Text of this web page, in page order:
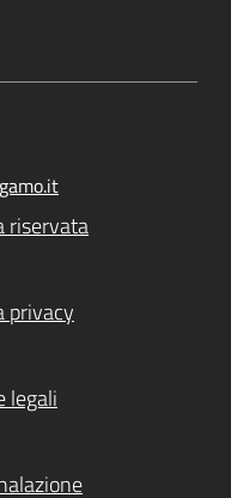
riservata
privacy
legali